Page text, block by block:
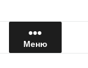
Меню